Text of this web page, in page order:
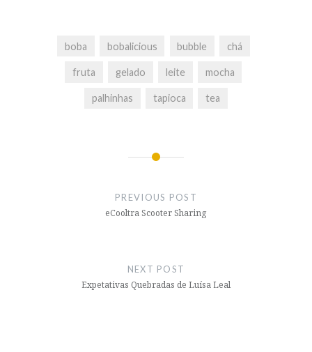
boba bobalicious bubble chá
fruta gelado leite mocha
palhinhas tapioca tea
PREVIOUS POST
eCooltra Scooter Sharing
NEXT POST
Expetativas Quebradas de Luísa Leal